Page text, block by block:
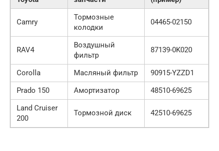
Camry
Тормозные
колодки
04465-02150
RAV4
Воздушный
фильтр
87139-0K020
Corolla Масляный фильтр
90915-YZZD1
Prado 150
Амортизатор
48510-69625
Land Cruiser
200
Тормозной диск 42510-69625